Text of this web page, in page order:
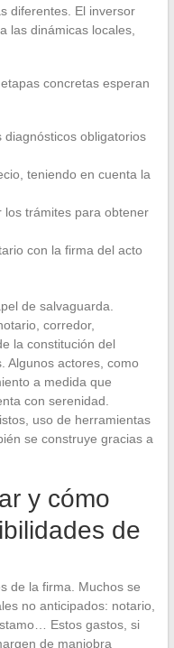
diferentes. El inversor
las dinámicas locales,
concretas esperan
obligatorios
teniendo en cuenta la
los trámites para obtener
con la firma del acto
de salvaguarda.
corredor,
la constitución del
Algunos actores, como
a medida que
con serenidad.
uso de herramientas
se construye gracias a
y cómo
de
de la firma. Muchos se
no anticipados: notario,
Estos gastos, si
de maniobra